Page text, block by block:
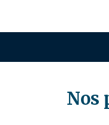
Nos